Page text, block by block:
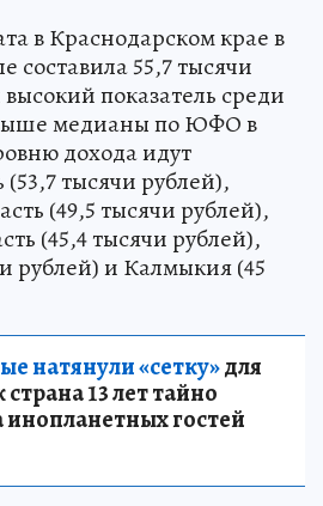
в Краснодарском крае в
составила 55,7 тысячи
показатель среди
медианы по ЮФО в
дохода идут
(53,7 тысячи рублей),
(49,5 тысячи рублей),
(45,4 тысячи рублей),
рублей) и Калмыкия (45
натянули «сетку»для
13 лет тайно
инопланетных гостей